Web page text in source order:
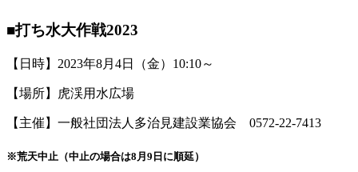
■打ち水大作戦2023
【日時】2023年8月4日（金）10:10～
【場所】虎渓用水広場
【主催】一般社団法人多治見建設業協会 0572-22-7413
※荒天中止（中止の場合は8月9日に順延）